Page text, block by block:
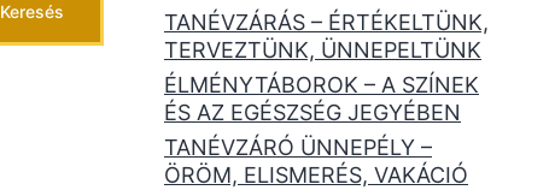
Keresés
TANÉVZÁRÁS – ÉRTÉKELTÜNK,
TERVEZTÜNK, ÜNNEPELTÜNK
ÉLMÉNYTÁBOROK – A SZÍNEK
ÉS AZ EGÉSZSÉG JEGYÉBEN
TANÉVZÁRÓ ÜNNEPÉLY –
ÖRÖM, ELISMERÉS, VAKÁCIÓ